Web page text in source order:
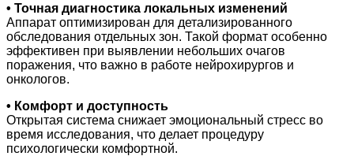
• Точная диагностика локальных изменений
Аппарат оптимизирован для детализированного
обследования отдельных зон. Такой формат особенно
эффективен при выявлении небольших очагов
поражения, что важно в работе нейрохирургов и
онкологов.
• Комфорт и доступность
Открытая система снижает эмоциональный стресс во
время исследования, что делает процедуру
психологически комфортной.